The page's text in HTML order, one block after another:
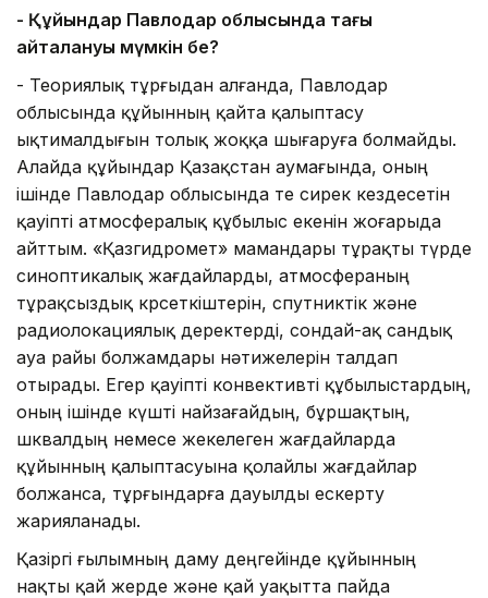
- Құйындар Павлодар облысында тағы
қайталануы мүмкін бе?
- Теориялық тұрғыдан алғанда, Павлодар
облысында құйынның қайта қалыптасу
ықтималдығын толық жоққа шығаруға болмайды.
Алайда құйындар Қазақстан аумағында, оның
ішінде Павлодар облысында өте сирек кездесетін
қауіпті атмосфералық құбылыс екенін жоғарыда
айттым. «Қазгидромет» мамандары тұрақты түрде
синоптикалық жағдайларды, атмосфераның
тұрақсыздық көрсеткіштерін, спутниктік және
радиолокациялық деректерді, сондай-ақ сандық
ауа райы болжамдары нәтижелерін талдап
отырады. Егер қауіпті конвективті құбылыстардың,
оның ішінде күшті найзағайдың, бұршақтың,
шквалдың немесе жекелеген жағдайларда
құйынның қалыптасуына қолайлы жағдайлар
болжанса, тұрғындарға дауылды ескерту
жарияланады.
Қазіргі ғылымның даму деңгейінде құйынның
нақты қай жерде және қай уақытта пайда